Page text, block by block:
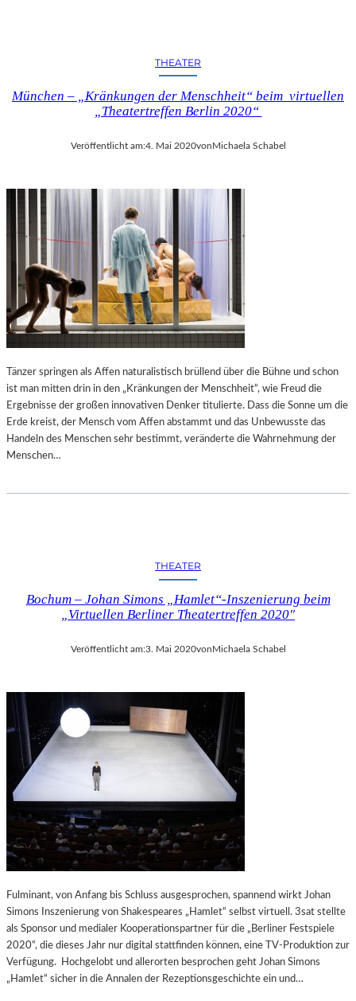
T
“
M
R
N
S
B
L
E
THEATER
München – „Kränkungen der Menschheit“ beim virtuellen
„Theatertreffen Berlin 2020“
Veröffentlicht am:4. Mai 2020vonMichaela Schabel
Tänzer springen als Affen naturalistisch brüllend über die Bühne und schon
ist man mitten drin in den „Kränkungen der Menschheit“, wie Freud die
Ergebnisse der großen innovativen Denker titulierte. Dass die Sonne um die
Erde kreist, der Mensch vom Affen abstammt und das Unbewusste das
Handeln des Menschen sehr bestimmt, veränderte die Wahrnehmung der
Menschen…
THEATER
Bochum – Johan Simons „Hamlet“-Inszenierung beim
„Virtuellen Berliner Theatertreffen 2020″
Veröffentlicht am:3. Mai 2020vonMichaela Schabel
Fulminant, von Anfang bis Schluss ausgesprochen, spannend wirkt Johan
Simons Inszenierung von Shakespeares „Hamlet“ selbst virtuell. 3sat stellte
als Sponsor und medialer Kooperationspartner für die „Berliner Festspiele
2020“, die dieses Jahr nur digital stattfinden können, eine TV-Produktion zur
Verfügung. Hochgelobt und allerorten besprochen geht Johan Simons
„Hamlet“ sicher in die Annalen der Rezeptionsgeschichte ein und…